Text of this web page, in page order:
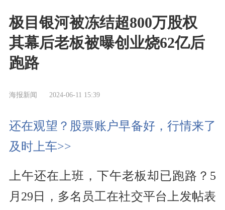
极目银河被冻结超800万股权
其幕后老板被曝创业烧62亿后
跑路
海报新闻 2024-06-11 15:39
还在观望？股票账户早备好，行情来了
及时上车>>
上午还在上班，下午老板却已跑路？5
月29日，多名员工在社交平台上发帖表